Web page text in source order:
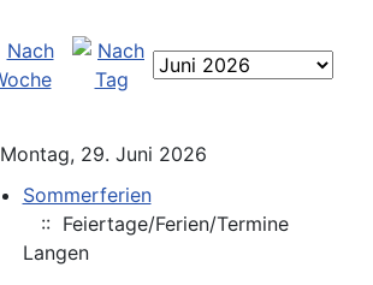
Montag, 29. Juni 2026
Sommerferien
:: Feiertage/Ferien/Termine
Langen